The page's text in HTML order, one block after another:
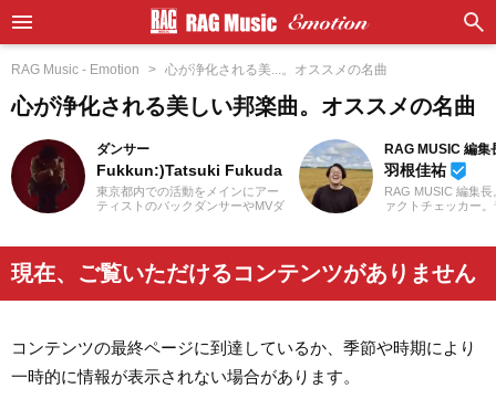
RAG Music - Emotion 心が浄化される美...。オススメの名曲
心が浄化される美しい邦楽曲。オススメの名曲
ダンサー
Fukkun:)Tatsuki Fukuda
東京都内での活動をメインにアー
ティストのバックダンサーやMVダ
時に記事制作にも携わっていま
す。中学時代にマイケル・ジャク
ソンを知ったのをキッカケに、高
ィブ系の音楽まで、主にダンスで
生の頃は3年間合唱団に所属し、歌
RAG MUSIC 編集
羽根佳祐 beenhere
RAG MUSIC 編集
ァクトチェッカー
一員に。小学校で
中学校では吹奏楽
ト、高校以降はバ
までの業務で培っ
現在、ご覧いただけるコンテンツがありません
コンテンツの最終ページに到達しているか、季節や時期により
一時的に情報が表示されない場合があります。